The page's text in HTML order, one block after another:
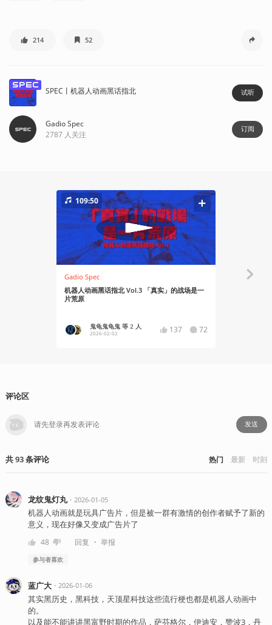
214 52
spec
SPEC丨机器人动画黑话指北 试听
Gadio Spec
2787 人关注
订阅
109:50
Gadio Spec
机器人动画黑话指北 Vol.3 「真实」的战场是一
片荒原
鬼龟鬼龟鬼 等 2 人
2026-02-02 137 72
Gadio Spec
评论区
发送
共93条评论 热门 最新 时刻
龙纹鬼灯丸・ 2026-01-05
机器人动画就是玩具广告片，但是被一群有激情的创作者赋予了新的
意义，现在好像又变成广告片了
48 回复 ・ 举报
参与者喜欢
蓝广大・ 2026-01-06
其实黑历史，黑科技，天顶星科技这些流行梗也都是机器人动画中
的。
以及能不能讲讲黑富野时期的作品，萨芬格尔，伊迪安，赞波3，丹